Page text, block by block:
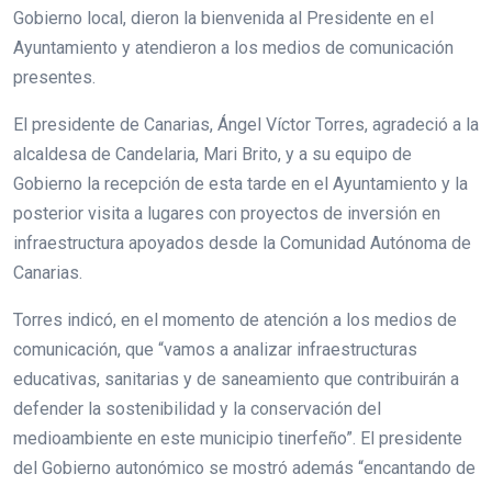
Gobierno local, dieron la bienvenida al Presidente en el
Ayuntamiento y atendieron a los medios de comunicación
presentes.
El presidente de Canarias, Ángel Víctor Torres, agradeció a la
alcaldesa de Candelaria, Mari Brito, y a su equipo de
Gobierno la recepción de esta tarde en el Ayuntamiento y la
posterior visita a lugares con proyectos de inversión en
infraestructura apoyados desde la Comunidad Autónoma de
Canarias.
Torres indicó, en el momento de atención a los medios de
comunicación, que “vamos a analizar infraestructuras
educativas, sanitarias y de saneamiento que contribuirán a
defender la sostenibilidad y la conservación del
medioambiente en este municipio tinerfeño”. El presidente
del Gobierno autonómico se mostró además “encantando de